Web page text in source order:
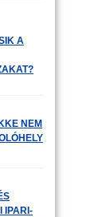
A
NEM
IPARI-